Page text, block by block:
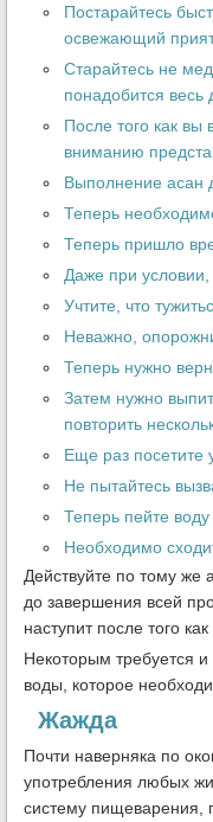
Постарайтесь
освежающий
Старайтесь не
понадобится весь
После того как
вниманию
Выполнение асан
Теперь
Теперь пришло
Даже при условии,
Учтите, что
Неважно,
Теперь нужно
Затем нужно
повторить
Еще раз посетите
Не пытайтесь
Теперь пейте
Необходимо
Действуйте по тому же
до завершения всей
наступит после того
Некоторым требуется
воды, которое
Жажда
Почти наверняка по
употребления любых
систему пищеварения,